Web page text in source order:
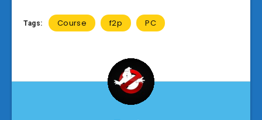
Tags: Course f2p PC